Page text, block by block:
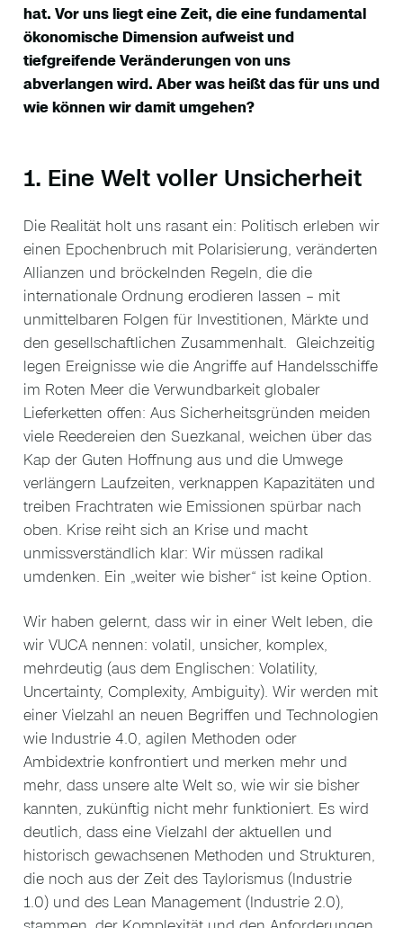
hat. Vor uns liegt eine Zeit, die eine fundamental
ökonomische Dimension aufweist und
tiefgreifende Veränderungen von uns
abverlangen wird. Aber was heißt das für uns und
wie können wir damit umgehen?
1. Eine Welt voller Unsicherheit
Die Realität holt uns rasant ein: Politisch erleben wir
einen Epochenbruch mit Polarisierung, veränderten
Allianzen und bröckelnden Regeln, die die
internationale Ordnung erodieren lassen – mit
unmittelbaren Folgen für Investitionen, Märkte und
den gesellschaftlichen Zusammenhalt. Gleichzeitig
legen Ereignisse wie die Angriffe auf Handelsschiffe
im Roten Meer die Verwundbarkeit globaler
Lieferketten offen: Aus Sicherheitsgründen meiden
viele Reedereien den Suezkanal, weichen über das
Kap der Guten Hoffnung aus und die Umwege
verlängern Laufzeiten, verknappen Kapazitäten und
treiben Frachtraten wie Emissionen spürbar nach
oben. Krise reiht sich an Krise und macht
unmissverständlich klar: Wir müssen radikal
umdenken. Ein „weiter wie bisher“ ist keine Option.
Wir haben gelernt, dass wir in einer Welt leben, die
wir VUCA nennen: volatil, unsicher, komplex,
mehrdeutig (aus dem Englischen: Volatility,
Uncertainty, Complexity, Ambiguity). Wir werden mit
einer Vielzahl an neuen Begriffen und Technologien
wie Industrie 4.0, agilen Methoden oder
Ambidextrie konfrontiert und merken mehr und
mehr, dass unsere alte Welt so, wie wir sie bisher
kannten, zukünftig nicht mehr funktioniert. Es wird
deutlich, dass eine Vielzahl der aktuellen und
historisch gewachsenen Methoden und Strukturen,
die noch aus der Zeit des Taylorismus (Industrie
1.0) und des Lean Management (Industrie 2.0),